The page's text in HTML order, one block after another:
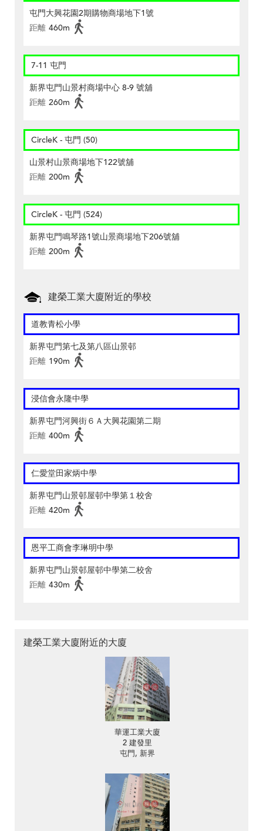
屯門大興花園2期購物商場地下1號
距離 460m
7-11 屯門
新界屯門山景村商場中心 8-9 號舖
距離 260m
CircleK - 屯門 (50)
山景村山景商場地下122號舖
距離 200m
CircleK - 屯門 (524)
新界屯門鳴琴路1號山景商場地下206號舖
距離 200m
建榮工業大廈附近的學校
道教青松小學
新界屯門第七及第八區山景邨
距離 190m
浸信會永隆中學
新界屯門河興街６Ａ大興花園第二期
距離 400m
仁愛堂田家炳中學
新界屯門山景邨屋邨中學第１校舍
距離 420m
恩平工商會李琳明中學
新界屯門山景邨屋邨中學第二校舍
距離 430m
建榮工業大廈附近的大廈
華運工業大廈
2 建發里
屯門, 新界